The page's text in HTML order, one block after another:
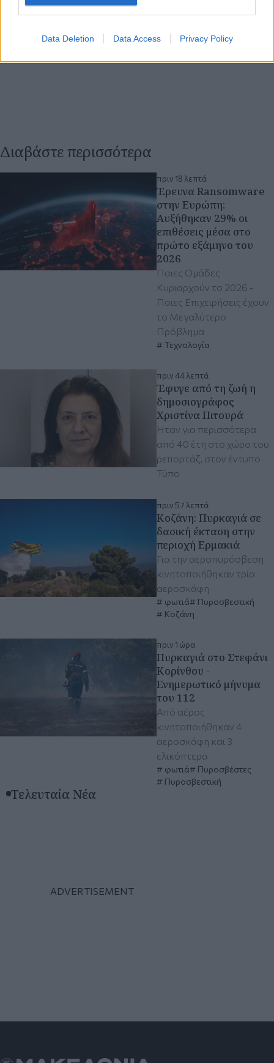
Data Deletion Data Access Privacy Policy
Διαβάστε περισσότερα
πριν 18 λεπτά
Έρευνα Ransomware
στην Ευρώπη:
Αυξήθηκαν 29% οι
επιθέσεις μέσα στο
πρώτο εξάμηνο του
2026
Ποιες Ομάδες
Κυριαρχούν το 2026 -
Ποιες Επιχειρήσεις έχουν
το Μεγαλύτερο
Πρόβλημα
Τεχνολογία
πριν 44 λεπτά
Έφυγε από τη ζωή η
δημοσιογράφος
Χριστίνα Πιτουρά
Ήταν για περισσότερα
από 40 έτη στο χώρο του
ρεπορτάζ, στον έντυπο
Τύπο
πριν 57 λεπτά
Κοζάνη: Πυρκαγιά σε
δασική έκταση στην
περιοχή Ερμακιά
Για την αεροπυρόσβεση
κινητοποιήθηκαν τρία
αεροσκάφη
φωτιά
Πυροσβεστική
Κοζάνη
πριν 1 ώρα
Πυρκαγιά στο Στεφάνι
Κορίνθου -
Ενημερωτικό μήνυμα
του 112
Από αέρος
κινητοποιήθηκαν 4
αεροσκάφη και 3
ελικόπτερα
φωτιά
Πυροσβέστες
Πυροσβεστική
Τελευταία Νέα